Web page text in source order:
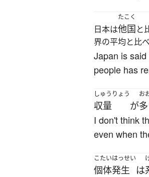
日本は
たこく
他国と
界の平均と比
Japan is
people has
しゅうりょう
収量 が
お
I don't think
even when
こたいはっせい
個体発生 は